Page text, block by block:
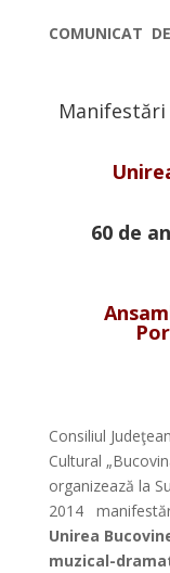
COMUNICAT
Manifestări
60 de
Consiliul
Cultural
organizează la
2014
Unirea
muzical-